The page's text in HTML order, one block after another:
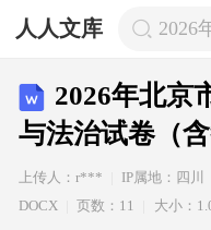
人人文库 2026
2026年北京
与法治试卷（含
上传人：r*** IP属地：四川
DOCX
页数：11 大小：